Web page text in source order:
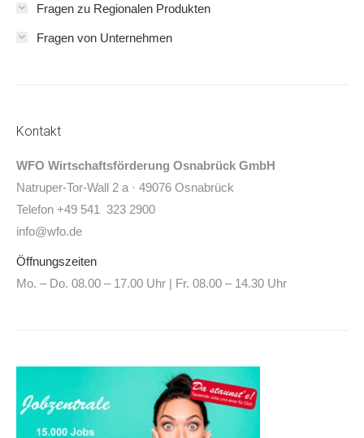
Fragen zu Regionalen Produkten
Fragen von Unternehmen
Kontakt
WFO Wirtschaftsförderung Osnabrück GmbH
Natruper-Tor-Wall 2 a · 49076 Osnabrück
Telefon +49 541 323 2900
info@wfo.de
Öffnungszeiten
Mo. – Do. 08.00 – 17.00 Uhr | Fr. 08.00 – 14.30 Uhr